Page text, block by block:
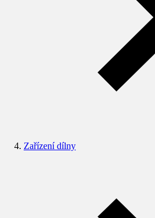
Zařízení dílny